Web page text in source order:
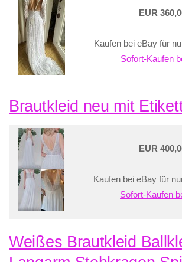
EUR
Kaufen bei eBay für
Sofort-Kaufen
Brautkleid neu mit
EUR
Kaufen bei eBay für
Sofort-Kaufen
Weißes Brautkleid